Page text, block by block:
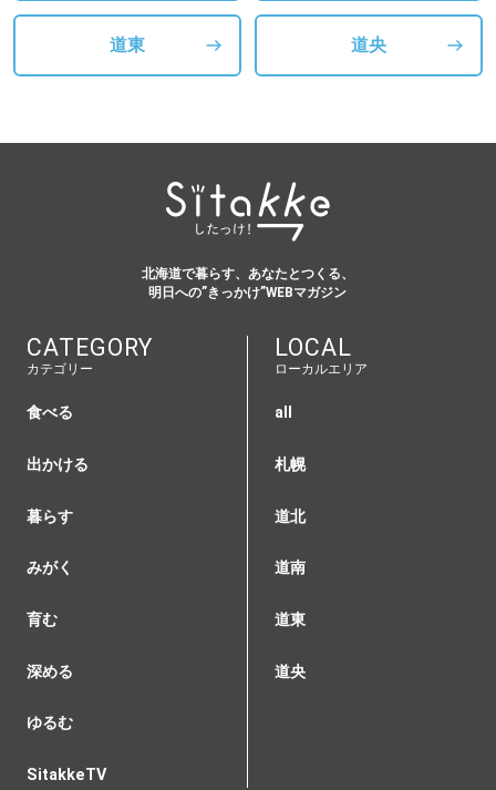
道東 道央
北海道で暮らす、あなたとつくる、
明日への”きっかけ”WEBマガジン
CATEGORY
カテゴリー
食べる
出かける
暮らす
みがく
育む
深める
ゆるむ
SitakkeTV
LOCAL
ローカルエリア
all
札幌
道北
道南
道東
道央